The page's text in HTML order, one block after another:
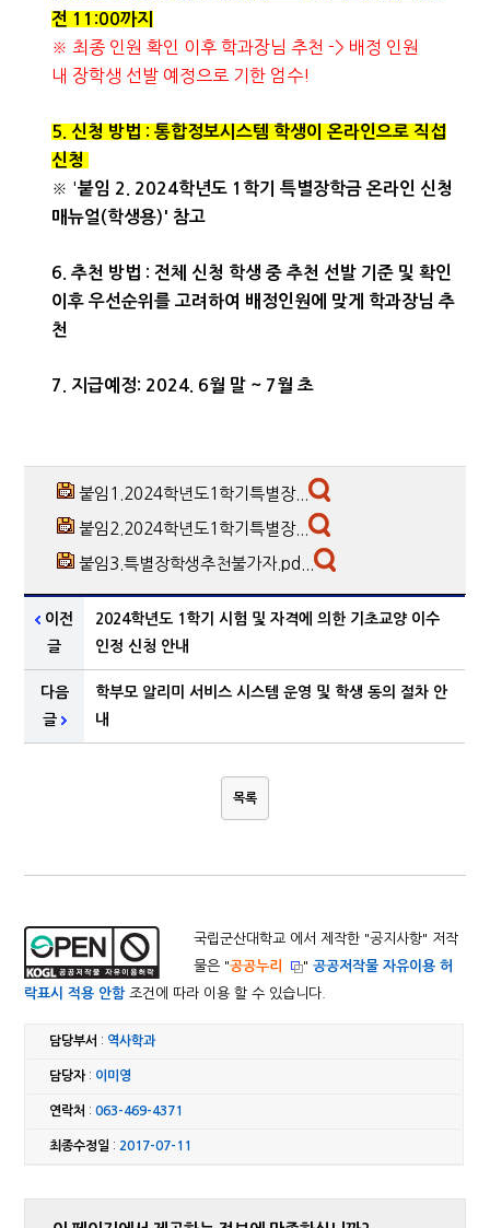
전 11:00까지
※ 최종 인원 확인 이후 학과장님 추천 -> 배정 인원
내 장학생 선발 예정으로 기한 엄수!
5. 신청 방법 : 통합정보시스템 학생이 온라인으로 직섭
신청
※ '붙임 2. 2024학년도 1학기 특별장학금 온라인 신청
매뉴얼(학생용)' 참고
6. 추천 방법 : 전체 신청 학생 중 추천 선발 기준 및 확인
이후 우선순위를 고려하여 배정인원에 맞게 학과장님 추
천
7. 지급예정: 2024. 6월 말 ~ 7월 초
붙임1.2024학년도1학기특별장...
붙임2.2024학년도1학기특별장...
붙임3.특별장학생추천불가자.pd...
이전
글
2024학년도 1학기 시험 및 자격에 의한 기초교양 이수
인정 신청 안내
다음
글
학부모 알리미 서비스 시스템 운영 및 학생 동의 절차 안
내
목록
국립군산대학교 에서 제작한 "공지사항" 저작
물은 "공공누리 "공공저작물 자유이용 허
락표시 적용 안함조건에 따라 이용 할 수 있습니다.
담당부서 : 역사학과
담당자: 이미영
연락처 :063-469-4371
최종수정일 : 2017-07-11